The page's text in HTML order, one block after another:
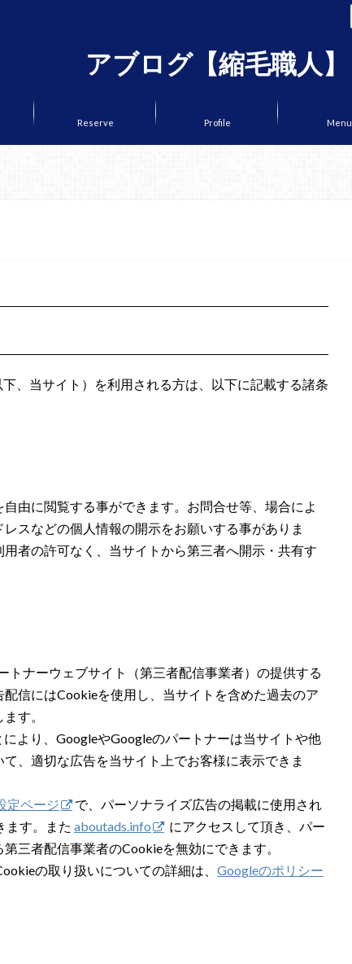
アブログ【縮毛職人】
Reserve Profile Menu
下、当サイト）を利用される方は、以下に記載する諸条
由に閲覧する事ができます。お問合せ等、場合によ
スなどの個人情報の開示をお願いする事がありま
者の許可なく、当サイトから第三者へ開示・共有す
トナーウェブサイト（第三者配信事業者）の提供する
信にはCookieを使用し、当サイトを含めた過去のア
す。
より、GoogleやGoogleのパートナーは当サイトや他
、適切な広告を当サイト上でお客様に表示できま
定ページ
で、パーソナライズ広告の掲載に使用され
ます。また aboutads.info
にアクセスして頂き、パー
三者配信事業者のCookieを無効にできます。
の取り扱いについての詳細は、 Googleのポリシー